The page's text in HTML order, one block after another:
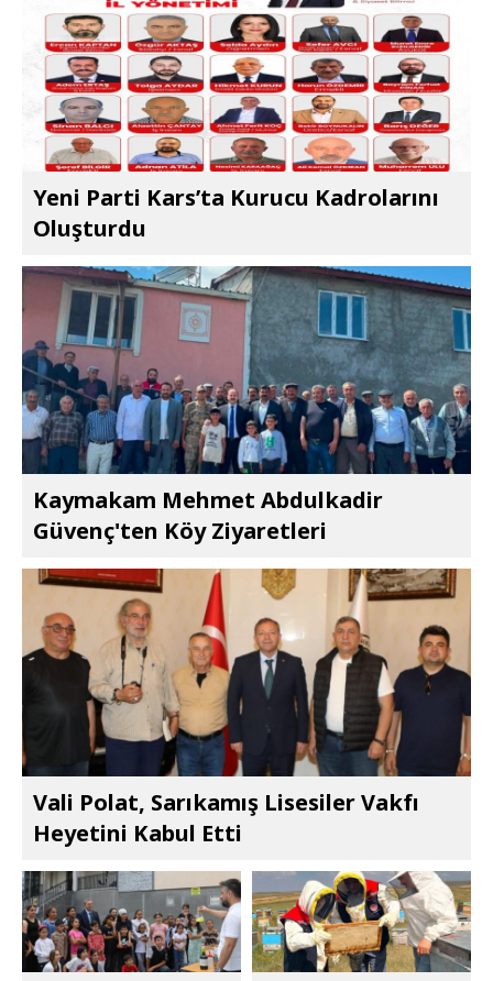
Yeni Parti Kars’ta Kurucu Kadrolarını
Oluşturdu
Kaymakam Mehmet Abdulkadir
Güvenç'ten Köy Ziyaretleri
Vali Polat, Sarıkamış Lisesiler Vakfı
Heyetini Kabul Etti